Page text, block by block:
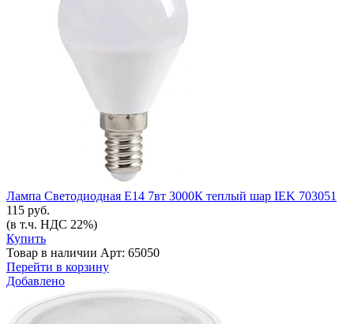
Лампа Светодиодная Е14 7вт 3000К теплый шар IEK 703051
115 руб.
(в т.ч. НДС 22%)
Купить
Товар в наличии Арт: 65050
Перейти в корзину
Добавлено